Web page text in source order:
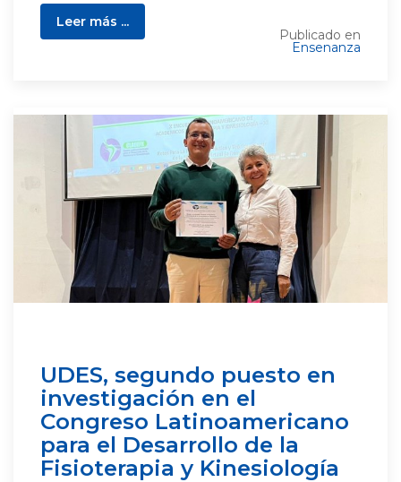
Leer más ...
Publicado en
Ensenanza
UDES, segundo puesto en
investigación en el
Congreso Latinoamericano
para el Desarrollo de la
Fisioterapia y Kinesiología